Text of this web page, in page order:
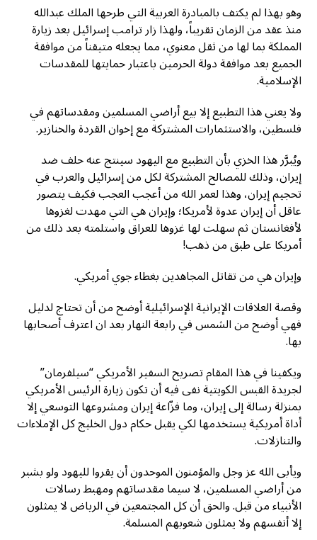
وهو بهذا لم يكتف بالمبادرة العربية التي طرحها الملك عبدالله
منذ عقد من الزمان تقريباً، ولهذا زار ترامب إسرائيل بعد زيارة
المملكة بما لها من ثقل معنوي، مما يجعله متيقناً من موافقة
الجميع بعد موافقة دولة الحرمين باعتبار حمايتها للمقدسات
الإسلامية.
ولا يعني هذا التطبيع إلا بيع أراضي المسلمين ومقدساتهم في
فلسطين، والاستثمارات المشتركة مع إخوان القردة والخنازير.
ويُبرَّر هذا الخزي بأن التطبيع مع اليهود سينتج عنه حلف ضد
إيران، وذلك للمصالح المشتركة لكل من إسرائيل والعرب في
تحجيم إيران، وهذا لعمر الله من أعجب العجب فكيف يتصور
عاقل أن إيران عدوة لأمريكا؛ وإيران هي التي مهدت لغزوها
لأفغانستان ثم سهلت لها غزوها للعراق واستلمته بعد ذلك من
أمريكا على طبق من ذهب!
وإيران هي من تقاتل المجاهدين بغطاء جوي أمريكي.
وقصة العلاقات الإيرانية الإسرائيلية أوضح من أن تحتاج لدليل
فهي أوضح من الشمس في رابعة النهار بعد ان اعترف أصحابها
بها.
ويكفينا في هذا المقام تصريح السفير الأمريكي “سيلفرمان”
لجريدة القبس الكويتية نفى فيه أن تكون زيارة الرئيس الأمريكي
بمنزلة رسالة إلى إيران، وما فزّاعة إيران ومشروعها التوسعي إلا
أداة أمريكية يستخدمها لكي يقبل حكام دول الخليج كل الإملاءات
والتنازلات.
ويأبى الله عز وجل والمؤمنون الموحدون أن يقروا لليهود ولو بشبر
من أراضي المسلمين، لا سيما مقدساتهم ومهبط رسالات
الأنبياء من قبل. والحق أن كل المجتمعين في الرياض لا يمثلون
إلا أنفسهم ولا يمثلون شعوبهم المسلمة.